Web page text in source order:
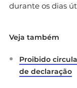
durante os dias
Veja também
Proibido
de declaração